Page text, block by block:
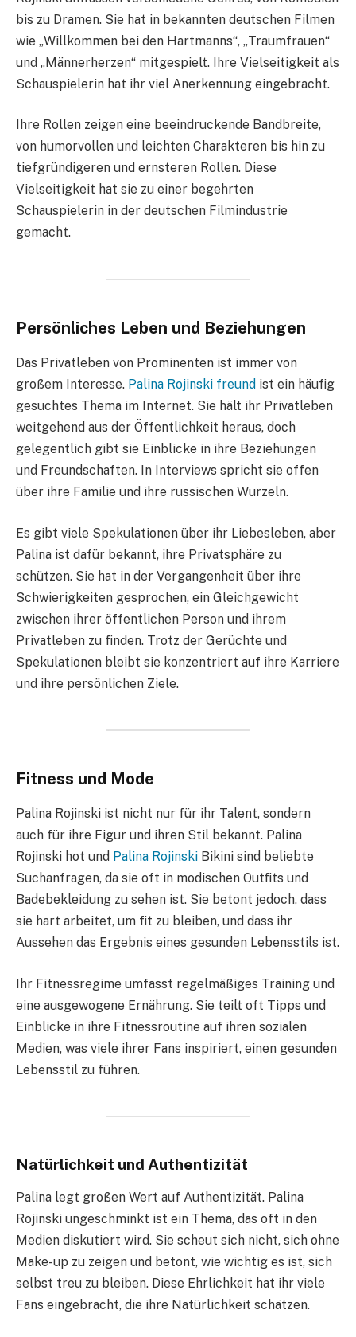
bis zu Dramen. Sie hat in bekannten deutschen Filmen
wie „Willkommen bei den Hartmanns“, „Traumfrauen“
und „Männerherzen“ mitgespielt. Ihre Vielseitigkeit als
Schauspielerin hat ihr viel Anerkennung eingebracht.
Ihre Rollen zeigen eine beeindruckende Bandbreite,
von humorvollen und leichten Charakteren bis hin zu
tiefgründigeren und ernsteren Rollen. Diese
Vielseitigkeit hat sie zu einer begehrten
Schauspielerin in der deutschen Filmindustrie
gemacht.
Persönliches Leben und Beziehungen
Das Privatleben von Prominenten ist immer von
großem Interesse. Palina Rojinski freund ist ein häufig
gesuchtes Thema im Internet. Sie hält ihr Privatleben
weitgehend aus der Öffentlichkeit heraus, doch
gelegentlich gibt sie Einblicke in ihre Beziehungen
und Freundschaften. In Interviews spricht sie offen
über ihre Familie und ihre russischen Wurzeln.
Es gibt viele Spekulationen über ihr Liebesleben, aber
Palina ist dafür bekannt, ihre Privatsphäre zu
schützen. Sie hat in der Vergangenheit über ihre
Schwierigkeiten gesprochen, ein Gleichgewicht
zwischen ihrer öffentlichen Person und ihrem
Privatleben zu finden. Trotz der Gerüchte und
Spekulationen bleibt sie konzentriert auf ihre Karriere
und ihre persönlichen Ziele.
Fitness und Mode
Palina Rojinski ist nicht nur für ihr Talent, sondern
auch für ihre Figur und ihren Stil bekannt. Palina
Rojinski hot und Palina Rojinski Bikini sind beliebte
Suchanfragen, da sie oft in modischen Outfits und
Badebekleidung zu sehen ist. Sie betont jedoch, dass
sie hart arbeitet, um fit zu bleiben, und dass ihr
Aussehen das Ergebnis eines gesunden Lebensstils ist.
Ihr Fitnessregime umfasst regelmäßiges Training und
eine ausgewogene Ernährung. Sie teilt oft Tipps und
Einblicke in ihre Fitnessroutine auf ihren sozialen
Medien, was viele ihrer Fans inspiriert, einen gesunden
Lebensstil zu führen.
Natürlichkeit und Authentizität
Palina legt großen Wert auf Authentizität. Palina
Rojinski ungeschminkt ist ein Thema, das oft in den
Medien diskutiert wird. Sie scheut sich nicht, sich ohne
Make-up zu zeigen und betont, wie wichtig es ist, sich
selbst treu zu bleiben. Diese Ehrlichkeit hat ihr viele
Fans eingebracht, die ihre Natürlichkeit schätzen.